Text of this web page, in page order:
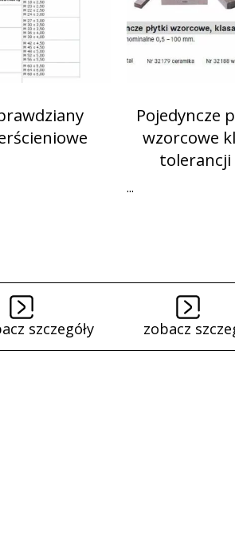
szczegóły
Pojedyncze
wzorcowe
tolerancji
...
zobacz